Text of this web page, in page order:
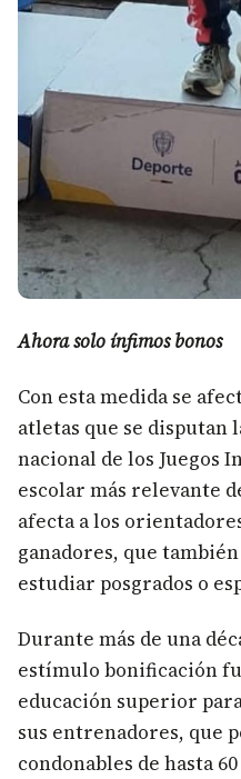
Ahora solo ínfimos bonos
Con esta medida se
atletas que se disputan
nacional de los Juegos
escolar más relevante
afecta a los
ganadores, que
estudiar posgrados o
Durante más de una
estímulo bonificación
educación superior
sus entrenadores, que
condonables de hasta